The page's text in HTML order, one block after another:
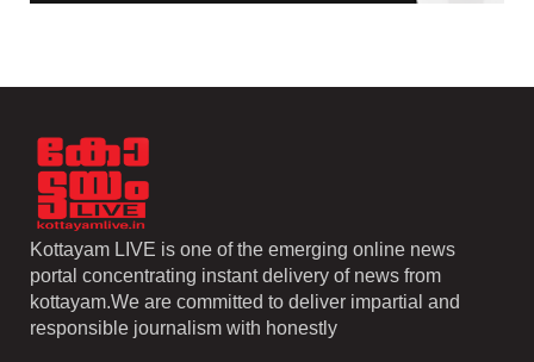
Kottayam LIVE is one of the emerging online news
portal concentrating instant delivery of news from
kottayam.We are committed to deliver impartial and
responsible journalism with honestly